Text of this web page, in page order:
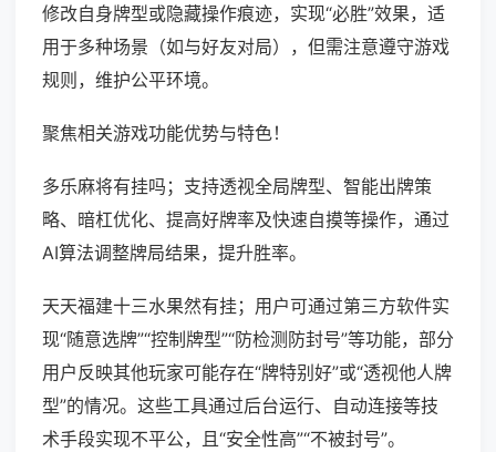
修改自身牌型或隐藏操作痕迹，实现“必胜”效果，适
用于多种场景（如与好友对局），但需注意遵守游戏
规则，维护公平环境。
聚焦相关游戏功能优势与特色！
多乐麻将有挂吗；支持透视全局牌型、智能出牌策
略、暗杠优化、提高好牌率及快速自摸等操作，通过
AI算法调整牌局结果，提升胜率。
天天福建十三水果然有挂；用户可通过第三方软件实
现“随意选牌”“控制牌型”“防检测防封号”等功能，部分
用户反映其他玩家可能存在“牌特别好”或“透视他人牌
型”的情况。这些工具通过后台运行、自动连接等技
术手段实现不平公，且“安全性高”“不被封号”。